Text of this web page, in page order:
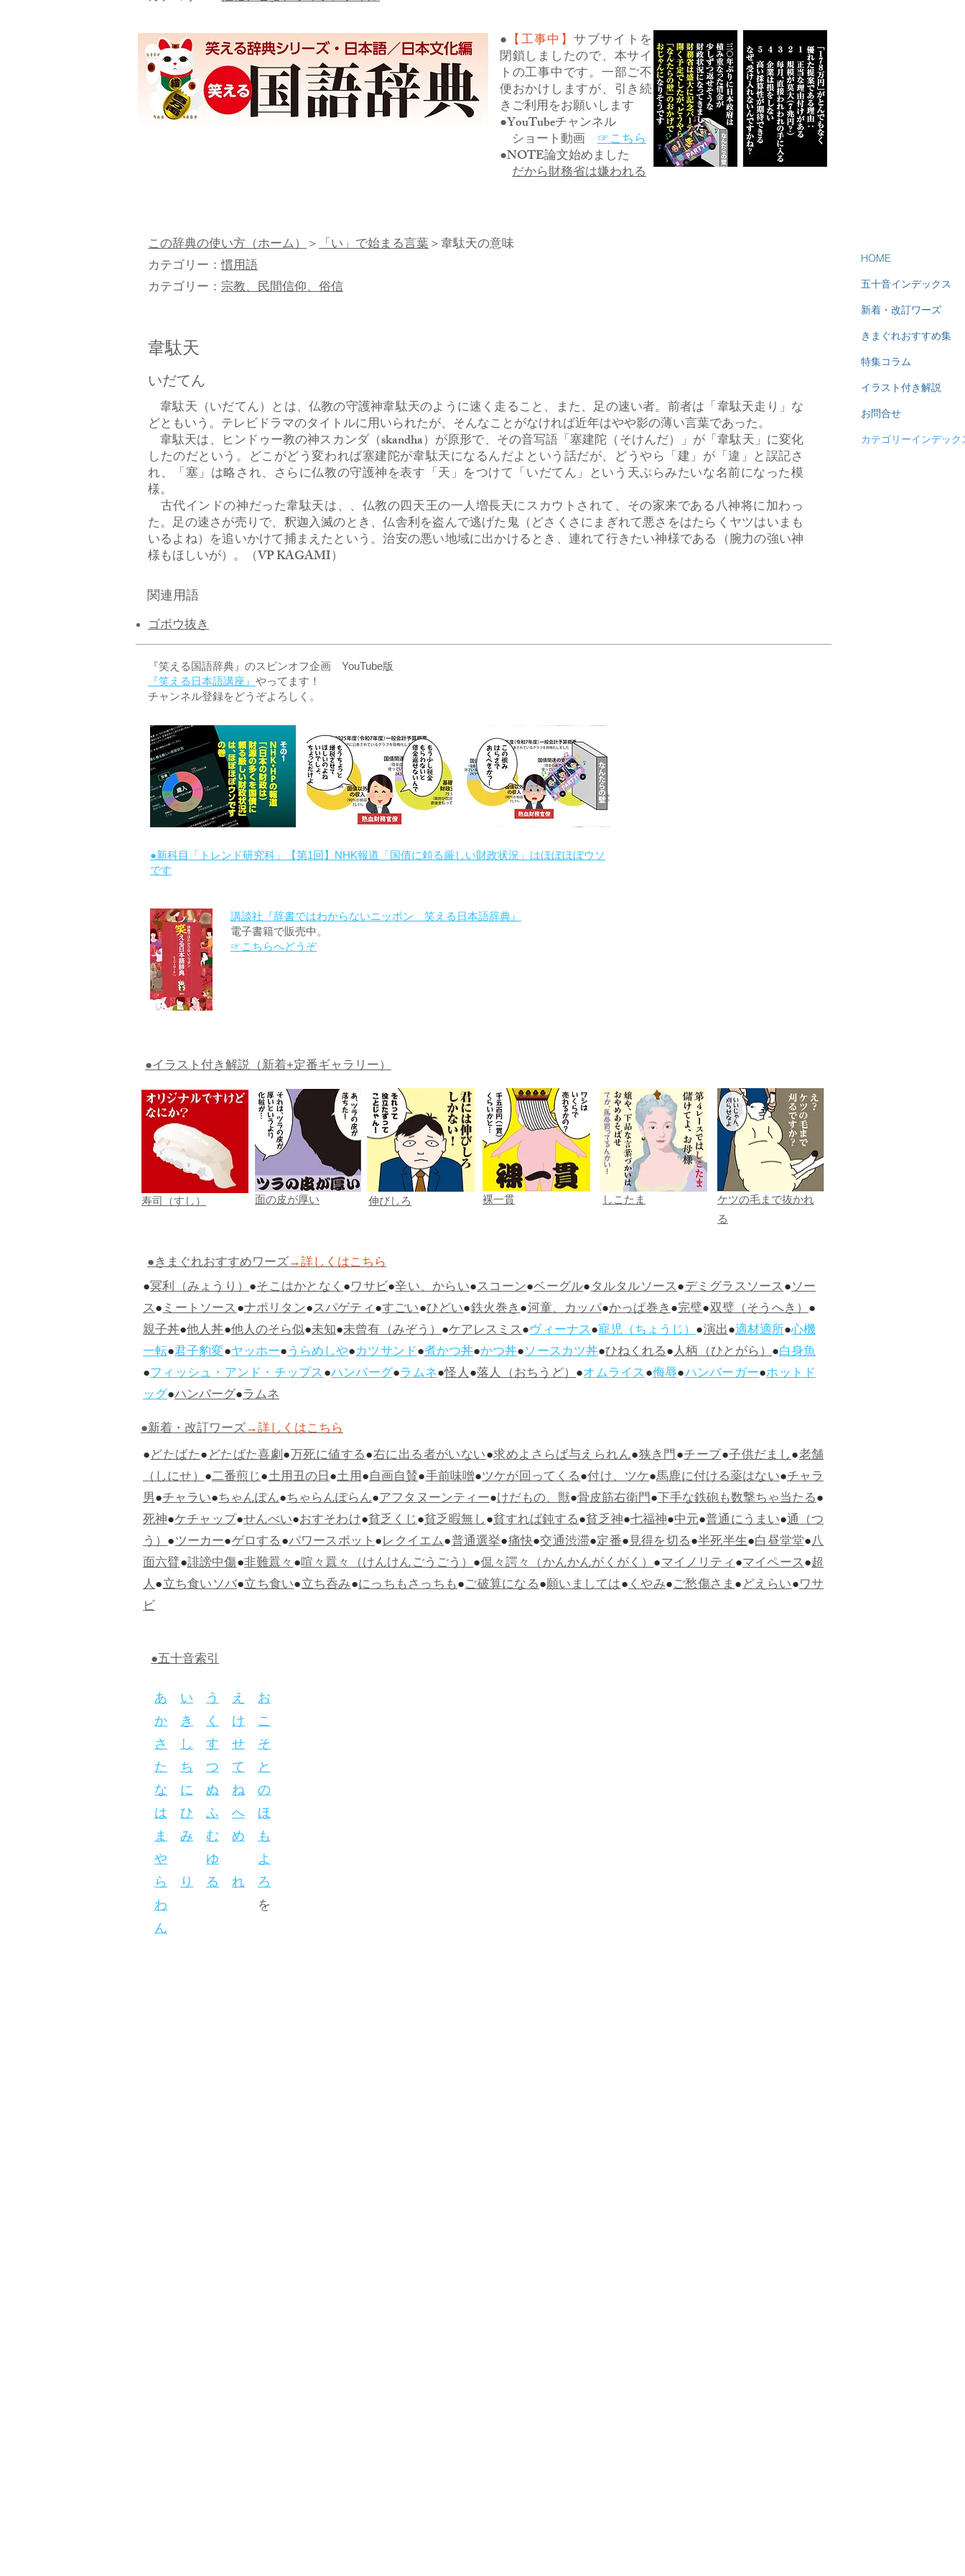
● 【工事中】サブサイトを
閉鎖しましたので、本サイ
トの工事中です。一部ご不
便おかけしますが、引き続
きご利用をお願いします
●YouTubeチャンネル
ショート動画 ☞こちら
●NOTE論文始めました
だから財務省は嫌われる
この辞典の使い方（ホーム）＞「い」で始まる言葉＞韋駄天の意味
カテゴリー：慣用語
カテゴリー： 宗教、民間信仰、俗信
韋駄天
いだてん
韋駄天（いだてん）とは、仏教の守護神韋駄天のように速く走ること、また、足の速い者。前者は「韋駄天走り」な
どともいう。テレビドラマのタイトルに用いられたが、そんなことがなければ近年はやや影の薄い言葉であった。
韋駄天は、ヒンドゥー教の神スカンダ（skandha）が原形で、その音写語「塞建陀（そけんだ）」が「韋駄天」に変化
したのだという。どこがどう変われば塞建陀が韋駄天になるんだよという話だが、どうやら「建」が「違」と誤記さ
れ、「塞」は略され、さらに仏教の守護神を表す「天」をつけて「いだてん」という天ぷらみたいな名前になった模
様。
古代インドの神だった韋駄天は、、仏教の四天王の一人増長天にスカウトされて、その家来である八神将に加わっ
た。足の速さが売りで、釈迦入滅のとき、仏舎利を盗んで逃げた鬼（どさくさにまぎれて悪さをはたらくヤツはいまも
いるよね）を追いかけて捕まえたという。治安の悪い地域に出かけるとき、連れて行きたい神様である（腕力の強い神
様もほしいが）。（VP KAGAMI）
関連用語
ゴボウ抜き
HOME
五十音インデックス
新着・改訂ワーズ
きまぐれおすすめ集
特集コラム
イラスト付き解説
お問合せ
カテゴリーインデック
『笑える国語辞典』のスピンオフ企画 YouTube版
『笑える日本語講座』 やってます！
チャンネル登録をどうぞよろしく。
●新科目「トレンド研究科」【第1回】NHK報道「国債に頼る厳しい財政状況」はほぼほぼウソ
です
講談社『辞書ではわからないニッポン 笑える日本語辞典』
電子書籍で販売中。
☞こちらへどうぞ
●イラスト付き解説（新着+定番ギャラリー）
寿司（すし） 面の皮が厚い 伸びしろ 裸一貫 しこたま
ケツの毛まで抜かれ
る
●きまぐれおすすめワーズ→詳しくはこちら
●冥利（みょうり）●そこはかとなく●ワサビ●辛い、からい●スコーン●ベーグル●タルタルソース●デミグラスソース●ソー
ス●ミートソース●ナポリタン●スパゲティ●すごい●ひどい●鉄火巻き●河童、カッパ●かっぱ巻き●完璧●双璧（そうへき）●
親子丼●他人丼●他人のそら似●未知●未曾有（みぞう）●ケアレスミス●ヴィーナス●寵児（ちょうじ）●演出●適材適所●心機
一転●君子豹変●ヤッホー●うらめしや●カツサンド●煮かつ丼●かつ丼●ソースカツ丼●ひねくれる●人柄（ひとがら）●白身魚
●フィッシュ・アンド・チップス●ハンバーグ●ラムネ●怪人●落人（おちうど）●オムライス●侮辱●ハンバーガー●ホットド
ッグ●ハンバーグ●ラムネ
●新着・改訂ワーズ→詳しくはこちら
●どたばた●どたばた喜劇●万死に値する●右に出る者がいない●求めよさらば与えられん●狭き門●チープ●子供だまし●老舗
（しにせ）●二番煎じ●土用丑の日●土用●自画自賛●手前味噌●ツケが回ってくる●付け、ツケ●馬鹿に付ける薬はない●チャラ
男●チャラい●ちゃんぽん●ちゃらんぽらん●アフタヌーンティー●けだもの、獣●骨皮筋右衛門●下手な鉄砲も数撃ちゃ当たる●
死神●ケチャップ●せんべい●おすそわけ●貧乏くじ●貧乏暇無し●貧すれば鈍する●貧乏神●七福神●中元●普通にうまい●通（つ
う）●ツーカー●ゲロする●パワースポット●レクイエム●普通選挙●痛快●交通渋滞●定番●見得を切る●半死半生●白昼堂堂●八
面六臂●誹謗中傷●非難囂々●喧々囂々（けんけんごうごう）●侃々諤々（かんかんがくがく）●マイノリティ●マイペース●超
人●立ち食いソバ●立ち食い●立ち呑み●にっちもさっちも●ご破算になる●願いましては●くやみ●ご愁傷さま●どえらい●ワサ
ビ
●五十音索引
あ い う え お
か き く け こ
さ し す せ そ
た ち つ て と
な に ぬ ね の
は ひ ふ へ ほ
ま み む め も
や
ゆ
よ
ら り る れ ろ
わ を
ん